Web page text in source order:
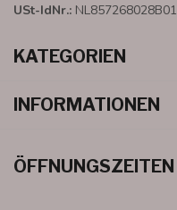
USt-IdNr.: NL857268028B01
KATEGORIEN
INFORMATIONEN
ÖFFNUNGSZEITEN